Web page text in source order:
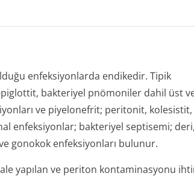
enfeksiyonlarda endikedir. Tipik
bakteriyel pnömoniler dahil üst
ve piyelonefrit; peritonit, kolesistit,
enfeksiyonlar; bakteriyel septisemi; deri,
gonokok enfeksiyonları bulunur.
yapılan ve periton kontaminasyonu